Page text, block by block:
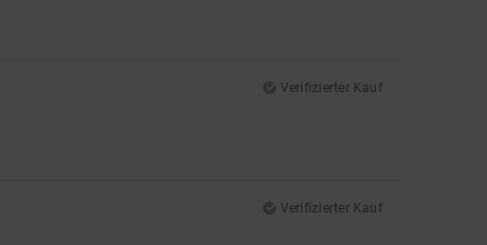
Verifizierter Kauf
Verifizierter Kauf